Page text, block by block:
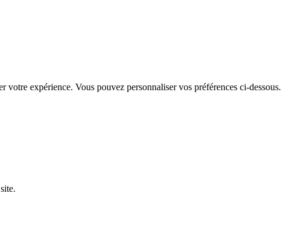
expérience. Vous pouvez personnaliser vos préférences ci-dessous.